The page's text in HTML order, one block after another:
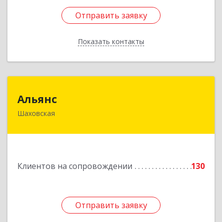
Отправить заявку
Показать контакты
Отправить заявку
Назад
Альянс
Шаховская
Клиентов на сопровождении 130
Отправить заявку
143700, Московская обл, Шаховской р-н,
Отправить заявку